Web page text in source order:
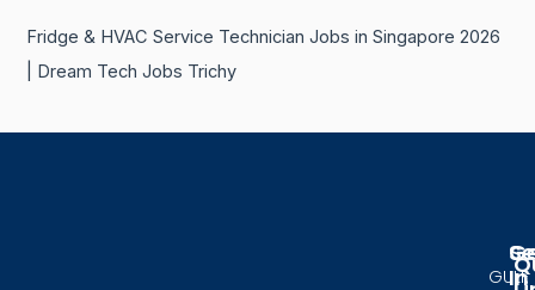
Fridge & HVAC Service Technician Jobs in Singapore 2026
| Dream Tech Jobs Trichy
GULF
In